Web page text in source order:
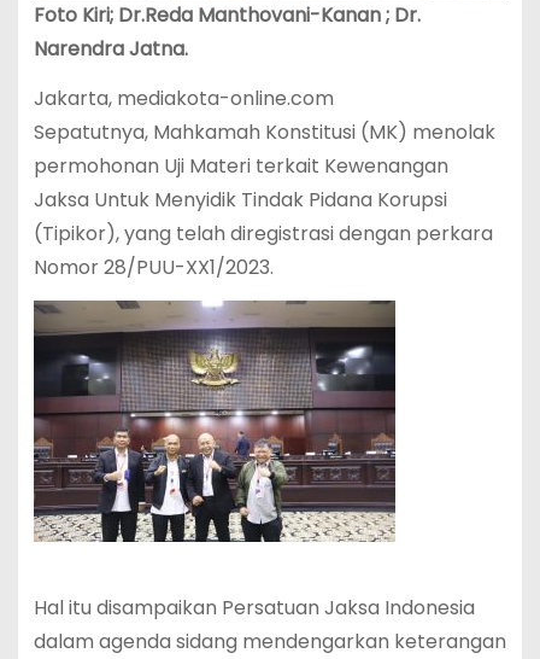
Foto Kiri; Dr.Reda Manthovani-Kanan ; Dr.
Narendra Jatna.
Jakarta, mediakota-online.com
Sepatutnya, Mahkamah Konstitusi (MK) menolak
permohonan Uji Materi terkait Kewenangan
Jaksa Untuk Menyidik Tindak Pidana Korupsi
(Tipikor), yang telah diregistrasi dengan perkara
Nomor 28/PUU-XX1/2023.
Hal itu disampaikan Persatuan Jaksa Indonesia
dalam agenda sidang mendengarkan keterangan